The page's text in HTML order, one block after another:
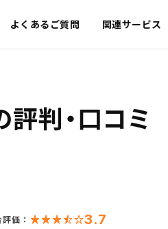
よくあるご質問 関連サービス
評判・口コミ
価： 3.7